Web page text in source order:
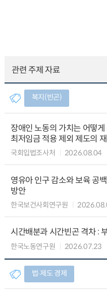
관련 주제 자료
복지(빈곤)
장애인 노동의 가치는 어떻
최저임금 적용 제외 제도의
국회입법조사처 2026.08.04
영유아 인구 감소와 보육 공
방안
한국보건사회연구원
시간배분과 시간빈곤 격차 :
한국노동연구원 2026.07.23
법∙제도 경제